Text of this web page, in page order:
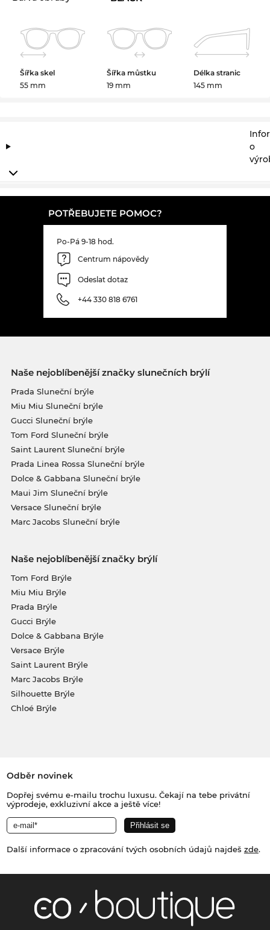
Šířka skel
55 mm
Šířka můstku
19 mm
Délka stranic
145 mm
o
POTŘEBUJETE POMOC?
Po-Pá 9-18 hod.
Centrum nápovědy
Odeslat dotaz
+44 330 818 6761
Naše nejoblíbenější značky slunečních brýlí
Prada Sluneční brýle
Miu Miu Sluneční brýle
Gucci Sluneční brýle
Tom Ford Sluneční brýle
Saint Laurent Sluneční brýle
Prada Linea Rossa Sluneční brýle
Dolce & Gabbana Sluneční brýle
Maui Jim Sluneční brýle
Versace Sluneční brýle
Marc Jacobs Sluneční brýle
Naše nejoblíbenější značky brýlí
Tom Ford Brýle
Miu Miu Brýle
Prada Brýle
Gucci Brýle
Dolce & Gabbana Brýle
Versace Brýle
Saint Laurent Brýle
Marc Jacobs Brýle
Silhouette Brýle
Chloé Brýle
Odběr novinek
Dopřej svému e-mailu trochu luxusu. Čekají na tebe privátní
výprodeje, exkluzivní akce a ještě více!
Další informace o zpracování tvých osobních údajů najdeš zde.